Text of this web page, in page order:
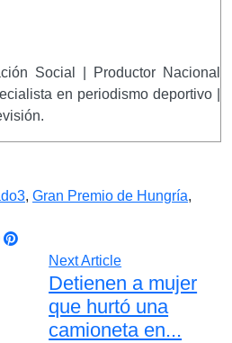
Social | Productor Nacional
en periodismo deportivo |
, Gran Premio de Hungría,
Next Article
Detienen a mujer
que hurtó una
camioneta en...